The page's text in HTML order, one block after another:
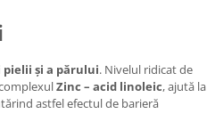
și a părului. Nivelul ridicat de
Zinc – acid linoleic, ajută la
astfel efectul de barieră